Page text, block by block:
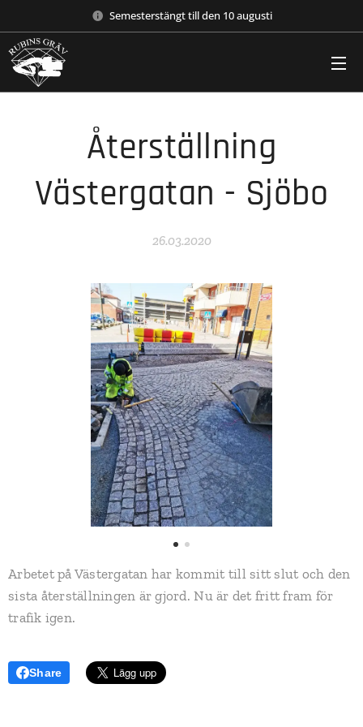
Semesterstängt till den 10 augusti
Återställning
Västergatan - Sjöbo
26.03.2020
Arbetet på Västergatan har kommit till sitt slut och den
sista återställningen är gjord. Nu är det fritt fram för
trafik igen.
Share